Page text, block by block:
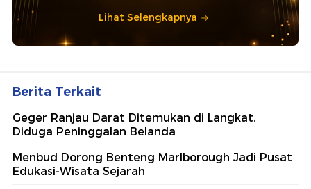
Lihat Selengkapnya
Berita Terkait
Geger Ranjau Darat Ditemukan di Langkat,
Diduga Peninggalan Belanda
Menbud Dorong Benteng Marlborough Jadi Pusat
Edukasi-Wisata Sejarah